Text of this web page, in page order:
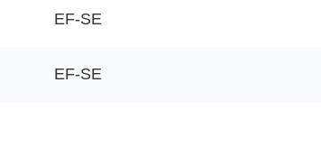
EF-SE
EF-SE